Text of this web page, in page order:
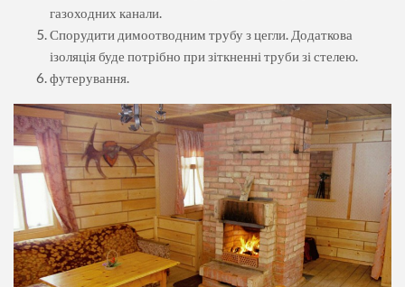
газоходних канали.
Спорудити димоотводним трубу з цегли. Додаткова
ізоляція буде потрібно при зіткненні труби зі стелею.
футерування.